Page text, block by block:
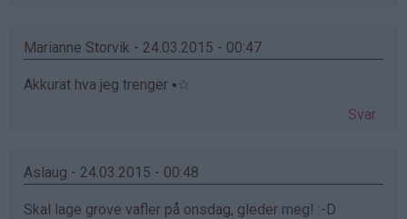
Marianne Storvik - 24.03.2015 - 00:47
Akkurat hva jeg trenger ▪☆
Svar
Aslaug - 24.03.2015 - 00:48
Skal lage grove vafler på onsdag, gleder meg! :-D